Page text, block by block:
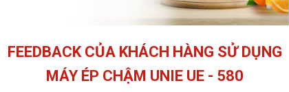
FEEDBACK CỦA KHÁCH HÀNG SỬ DỤNG
MÁY ÉP CHẬM UNIE UE - 580